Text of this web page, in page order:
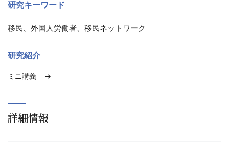
研究キーワード
移民、外国人労働者、移民ネットワーク
研究紹介
ミニ講義
詳細情報